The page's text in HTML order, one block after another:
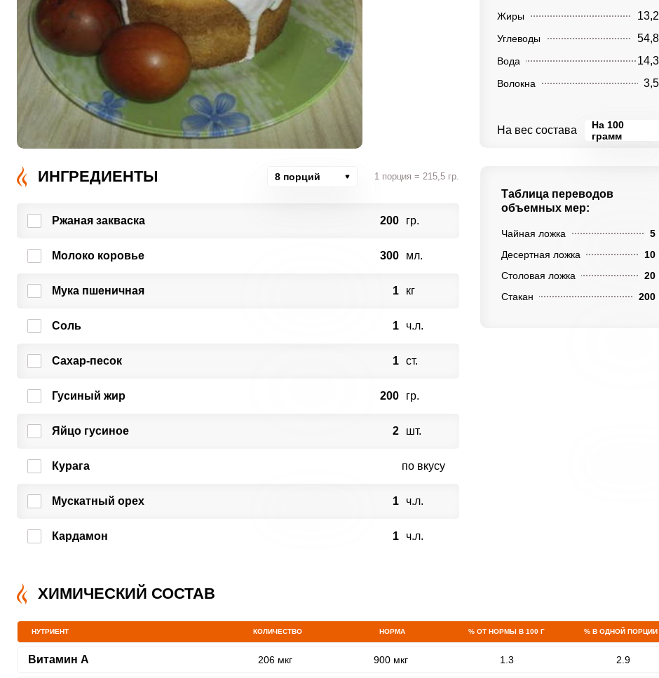
Жиры
Углеводы
Вода
Волокна
На вес состава
На 100
грамм
ИНГРЕДИЕНТЫ 8 порций 1 порция = 215,5 гр.
Ржаная закваска 200 гр.
Молоко коровье 300 мл.
Мука пшеничная 1 кг
Соль 1 ч.л.
Сахар-песок 1 ст.
Гусиный жир 200 гр.
Яйцо гусиное 2 шт.
Курага по вкусу
Мускатный орех 1 ч.л.
Кардамон 1 ч.л.
Таблица переводов
объемных мер:
Чайная ложка
5
Десертная ложка
10
Столовая ложка
20
Стакан
200
ХИМИЧЕСКИЙ СОСТАВ
НУТРИЕНТ КОЛИЧЕСТВО НОРМА % ОТ НОРМЫ В 100 Г % В ОДНОЙ ПОРЦИИ
Витамин A 206 мкг 900 мкг 1.3 2.9